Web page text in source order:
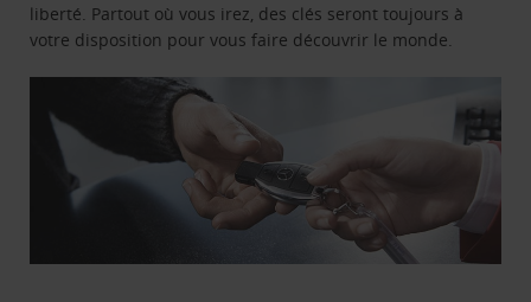
liberté. Partout où vous irez, des clés seront toujours à
votre disposition pour vous faire découvrir le monde.